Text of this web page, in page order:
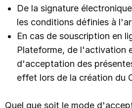
De la signature
les conditions définies à
En cas de souscription en
Plateforme, de l'activation
d'acceptation des
effet lors de la création du
Quel que soit le mode